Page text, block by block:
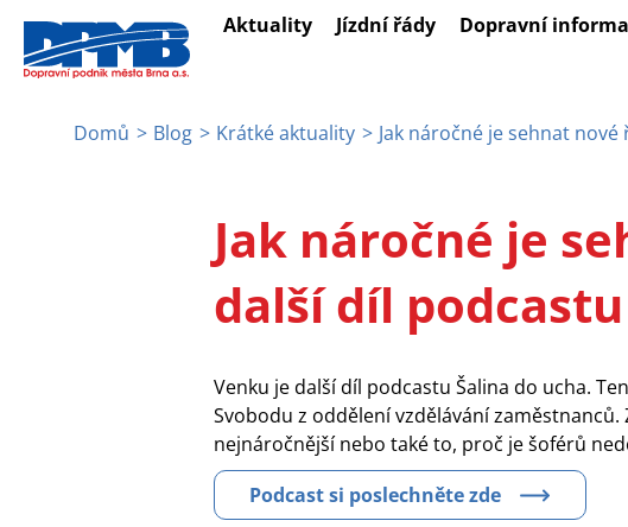
hlavnímu
Aktuality Jízdní řády Dopravní
navigace
Domů Blog Krátké aktuality Jak náročné je sehnat
Jak náročné je
další díl
Venku je další díl podcastu Šalina do ucha.
Svobodu z oddělení vzdělávání
nejnáročnější nebo také to, proč je šoférů
Podcast si poslechněte zde